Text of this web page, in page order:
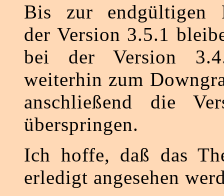
Bis zur endgültigen
der Version 3.5.1
bei der Version
weiterhin zum
anschließend die
überspringen.
Ich hoffe, daß das
erledigt angesehen